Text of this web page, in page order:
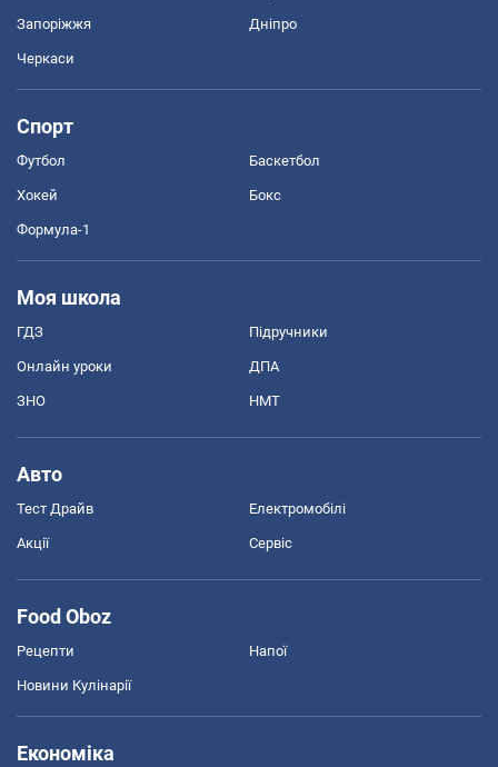
Запоріжжя Дніпро
Черкаси
Спорт
Футбол Баскетбол
Хокей Бокс
Формула-1
Моя школа
ГДЗ Підручники
Онлайн уроки ДПА
ЗНО НМТ
Авто
Тест Драйв Електромобілі
Акції Сервіс
Food Oboz
Рецепти Напої
Новини Кулінарії
Економіка